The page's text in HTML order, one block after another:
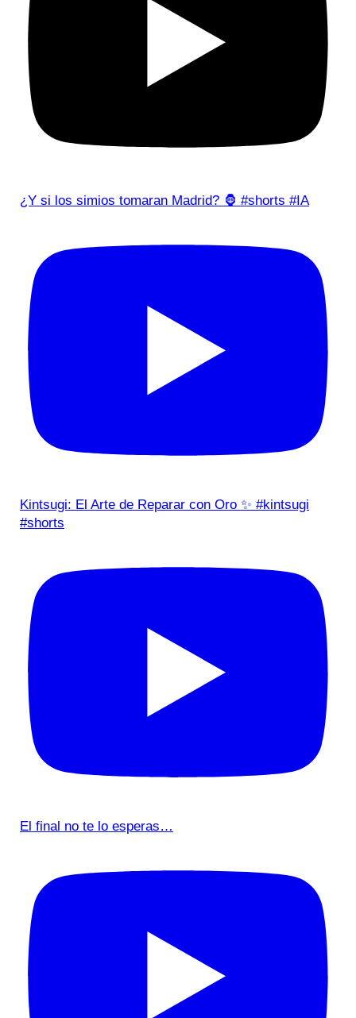
¿Y si los simios tomaran Madrid? 🦍 #shorts #IA
Kintsugi: El Arte de Reparar con Oro ✨ #kintsugi
#shorts
El final no te lo esperas…